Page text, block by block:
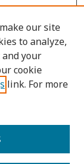
our site
to analyze,
your
cookie
link. For more